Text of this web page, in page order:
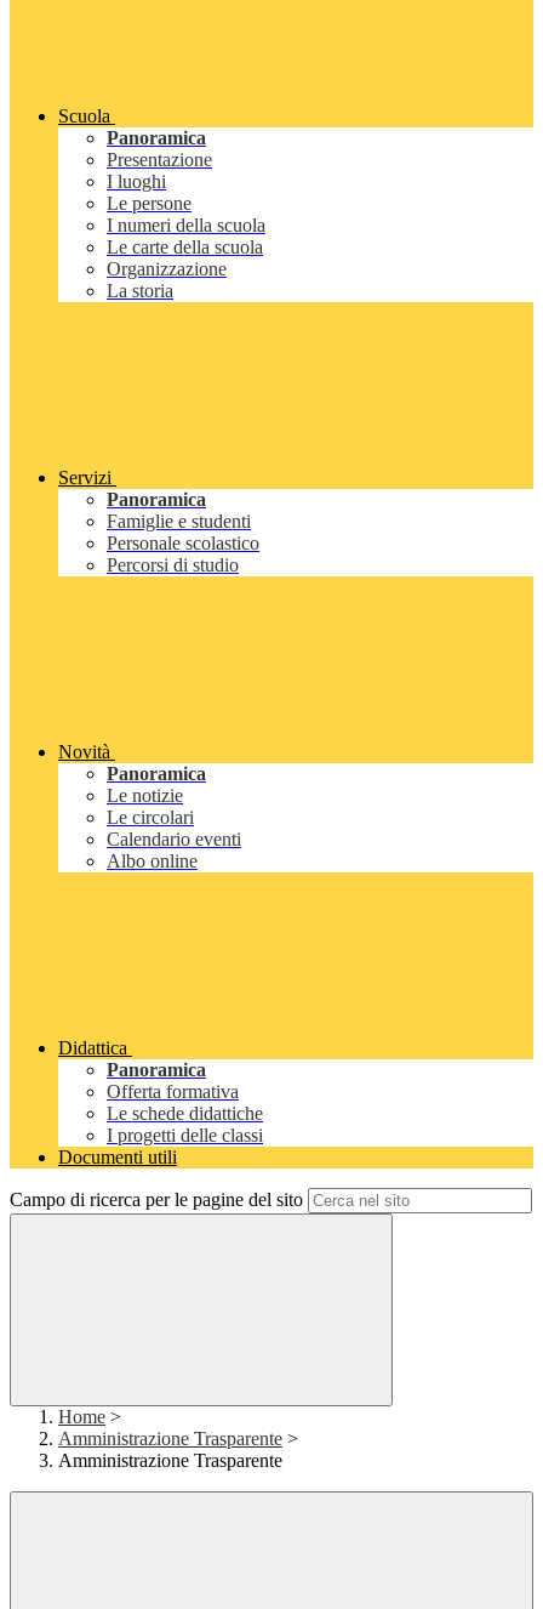
Scuola
Panoramica
Presentazione
I luoghi
Le persone
I numeri della scuola
Le carte della scuola
Organizzazione
La storia
Servizi
Panoramica
Famiglie e studenti
Personale scolastico
Percorsi di studio
Novità
Panoramica
Le notizie
Le circolari
Calendario eventi
Albo online
Didattica
Panoramica
Offerta formativa
Le schede didattiche
I progetti delle classi
Documenti utili
Campo di ricerca per le pagine del sito
Home >
Amministrazione Trasparente >
Amministrazione Trasparente